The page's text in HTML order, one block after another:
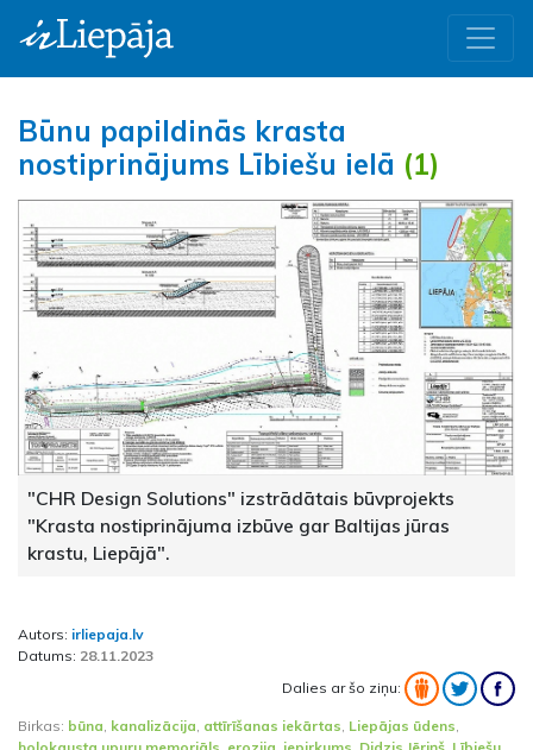
Būnu papildinās krasta
nostiprinājums Lībiešu ielā (1)
"CHR Design Solutions" izstrādātais būvprojekts
"Krasta nostiprinājuma izbūve gar Baltijas jūras
krastu, Liepājā".
Autors: irliepaja.lv
Datums: 28.11.2023
Dalies ar šo ziņu:
Birkas: būna kanalizācija attīrīšanas iekārtas Liepājas ūdens